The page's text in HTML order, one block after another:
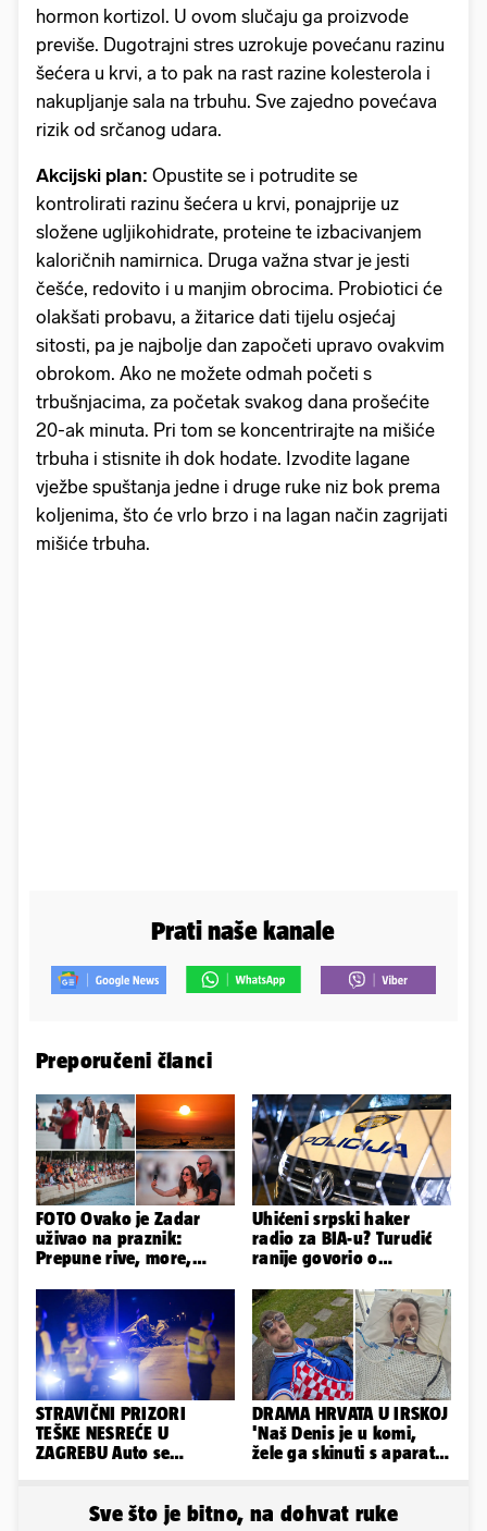
hormon kortizol. U ovom slučaju ga proizvode
previše. Dugotrajni stres uzrokuje povećanu razinu
šećera u krvi, a to pak na rast razine kolesterola i
nakupljanje sala na trbuhu. Sve zajedno povećava
rizik od srčanog udara.
Akcijski plan: Opustite se i potrudite se
kontrolirati razinu šećera u krvi, ponajprije uz
složene ugljikohidrate, proteine te izbacivanjem
kaloričnih namirnica. Druga važna stvar je jesti
češće, redovito i u manjim obrocima. Probiotici će
olakšati probavu, a žitarice dati tijelu osjećaj
sitosti, pa je najbolje dan započeti upravo ovakvim
obrokom. Ako ne možete odmah početi s
trbušnjacima, za početak svakog dana prošećite
20-ak minuta. Pri tom se koncentrirajte na mišiće
trbuha i stisnite ih dok hodate. Izvodite lagane
vježbe spuštanja jedne i druge ruke niz bok prema
koljenima, što će vrlo brzo i na lagan način zagrijati
mišiće trbuha.
Prati naše kanale
Preporučeni članci
FOTO Ovako je Zadar
uživao na praznik:
Prepune rive, more,
sunca
Uhićeni srpski haker
radio za BIA-u? Turudić
ranije govorio o
sigurnosti
STRAVIČNI PRIZORI
TEŠKE NESREĆE U
ZAGREBU Auto se
DRAMA HRVATA U IRSKOJ
'Naš Denis je u komi,
žele ga skinuti s aparata!
Sve što je bitno, na dohvat ruke